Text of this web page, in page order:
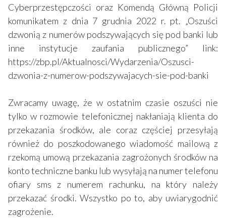
Cyberprzestępczości oraz Komendą Główną Policji
komunikatem z dnia 7 grudnia 2022 r. pt. „Oszuści
dzwonią z numerów podszywających się pod banki lub
inne instytucje zaufania publicznego” link:
https://zbp.pl/Aktualnosci/Wydarzenia/Oszusci-
dzwonia-z-numerow-podszywajacych-sie-pod-banki
Zwracamy uwagę, że w ostatnim czasie oszuści nie
tylko w rozmowie telefonicznej nakłaniają klienta do
przekazania środków, ale coraz częściej przesyłają
również do poszkodowanego wiadomość mailową z
rzekomą umową przekazania zagrożonych środków na
konto techniczne banku lub wysyłają na numer telefonu
ofiary sms z numerem rachunku, na który należy
przekazać środki. Wszystko po to, aby uwiarygodnić
zagrożenie.